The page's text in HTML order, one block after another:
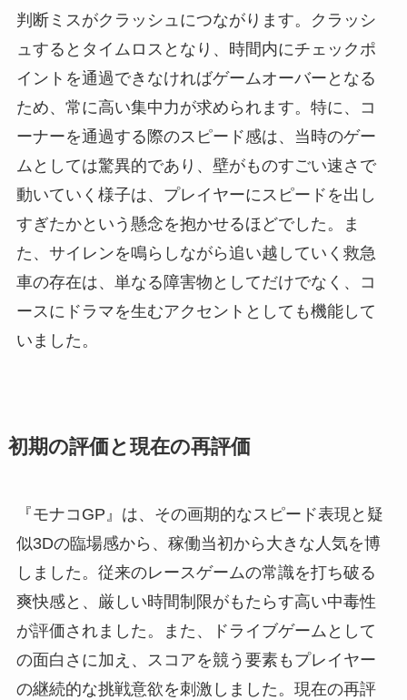
判断ミスがクラッシュにつながります。クラッシ
ュするとタイムロスとなり、時間内にチェックポ
イントを通過できなければゲームオーバーとなる
ため、常に高い集中力が求められます。特に、コ
ーナーを通過する際のスピード感は、当時のゲー
ムとしては驚異的であり、壁がものすごい速さで
動いていく様子は、プレイヤーにスピードを出し
すぎたかという懸念を抱かせるほどでした。ま
た、サイレンを鳴らしながら追い越していく救急
車の存在は、単なる障害物としてだけでなく、コ
ースにドラマを生むアクセントとしても機能して
いました。
初期の評価と現在の再評価
『モナコGP』は、その画期的なスピード表現と疑
似3Dの臨場感から、稼働当初から大きな人気を博
しました。従来のレースゲームの常識を打ち破る
爽快感と、厳しい時間制限がもたらす高い中毒性
が評価されました。また、ドライブゲームとして
の面白さに加え、スコアを競う要素もプレイヤー
の継続的な挑戦意欲を刺激しました。現在の再評